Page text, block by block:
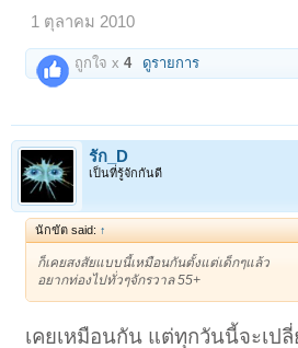
1 ตุลาคม 2010
ถูกใจ x4 ดูรายการ
รัก_D
เป็นที่รู้จักกันดี
นักขัต said: ↑
ก็เคยสงสัยแบบนี้เหมือนกันตั้งแต่เด็กๆแล้ว
อยากท่องไปทั่วๆจักรวาล 55+
เคยเหมือนกัน แต่ทุกวันนี้จะเป